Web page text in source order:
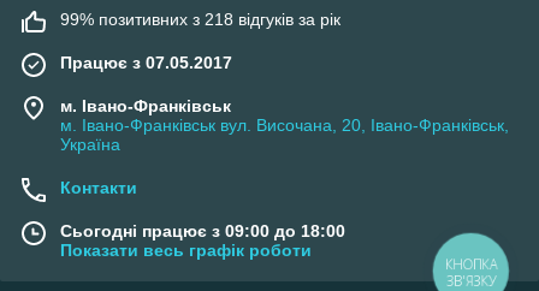
99% позитивних з 218 відгуків за рік
Працює з 07.05.2017
м. Івано-Франківськ
м. Івано-Франківськ вул. Височана, 20, Івано-Франківськ,
Україна
Контакти
Сьогодні працює з 09:00 до 18:00
Показати весь графік роботи
КНОПКА
ЗВ'ЯЗКУ